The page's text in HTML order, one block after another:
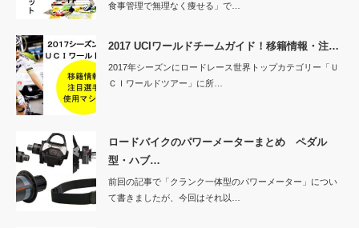
食事管理で無理なく痩せる」で…
2017 UCIワールドチームガイド！移籍情報・注…
2017年シーズンにロードレース世界トップカテゴリー「Ｕ
ＣＩワールドツアー」に所…
ロードバイクのパワーメーターまとめ ペダル
型・ハブ…
前回の記事で「クランク一体型のパワーメーター」につい
て書きましたが、今回はそれ以…